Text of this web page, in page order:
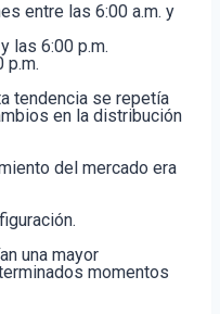
entre las 6:00 a.m. y
las 6:00 p.m.
p.m.
tendencia se repetía
en la distribución
del mercado era
una mayor
momentos